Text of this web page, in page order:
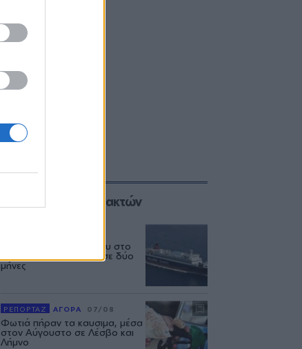
Επιλογές των Συντακτών
Δεύτερη εμπλοκή κάβου στο
«Νήσος Ρόδος» μέσα σε δύο
μήνες
ΡΕΠΟΡΤΑΖ ΑΓΟΡΑ 07/08
Φωτιά πήραν τα καυσιμα, μέσα
στον Αύγουστο σε Λέσβο και
Λήμνο